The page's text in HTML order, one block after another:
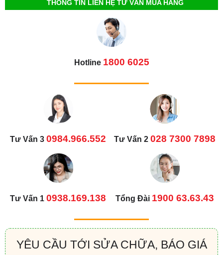
THÔNG TIN LIÊN HỆ TƯ VẤN MUA HÀNG
Hotline 1800 6025
Tư Vấn 3 0984.966.552 Tư Vấn 2 028 7300 7898
Tư Vấn 1 0938.169.138 Tổng Đài 1900 63.63.43
YÊU CẦU TỚI SỬA CHỮA, BÁO GIÁ